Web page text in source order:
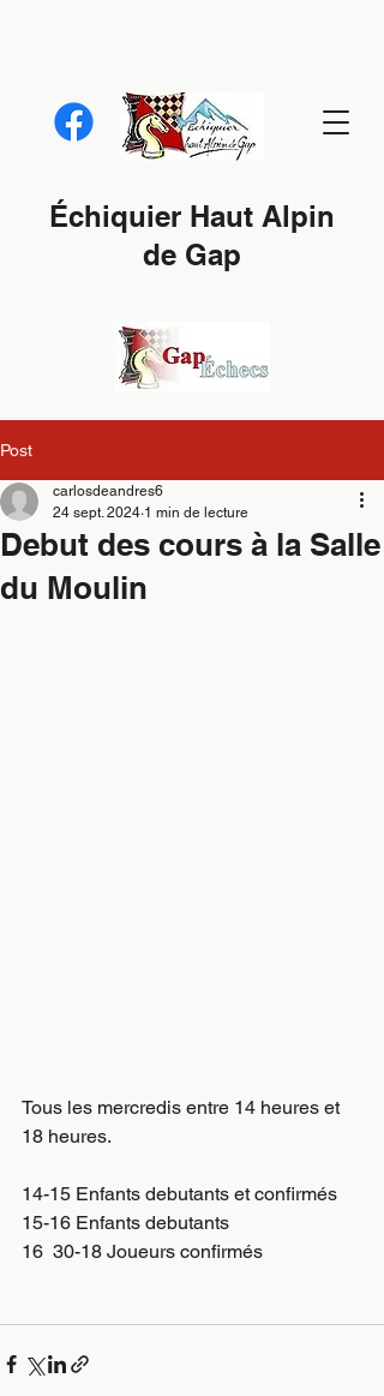
Échiquier Haut Alpin
de Gap
Post
Debut des cours à la Salle
du Moulin
carlosdeandres6
24 sept. 2024 1 min de lecture
Tous les mercredis entre 14 heures et
18 heures.
14-15 Enfants debutants et confirmés
15-16 Enfants debutants
16  30-18 Joueurs confirmés